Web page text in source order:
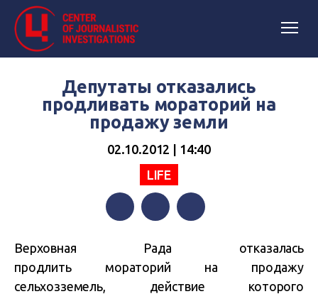
Депутаты отказались
продливать мораторий на
продажу земли
02.10.2012 | 14:40
LIFE
Верховная Рада отказалась
продлить мораторий на продажу
сельхозземель, действие которого